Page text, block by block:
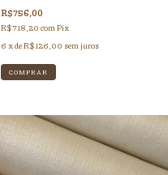
R$756,00
R$718,20 com Pix
6 x deR$126,00 sem juros